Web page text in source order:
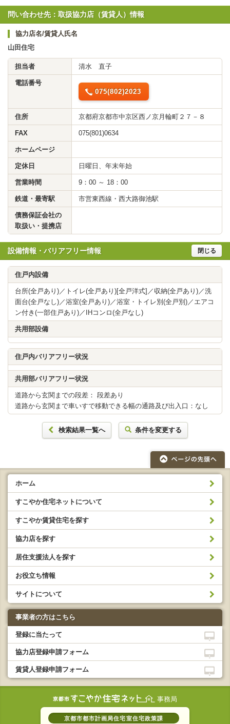
問い合わせ先：取扱協力店（賃貸人）情報
協力店名/賃貸人氏名
山田住宅
担当者 清水 直子
電話番号
075(802)2023
住所 京都府京都市中京区西ノ京月輪町２７－８
FAX 075(801)0634
ホームページ
定休日 日曜日、年末年始
営業時間 9：00 ～ 18：00
鉄道・最寄駅 市営東西線・西大路御池駅
債務保証会社の
取扱い・提携店
設備情報・バリアフリー情報 閉じる
住戸内設備
台所(全戸あり)／トイレ(全戸あり)[全戸洋式]／収納(全戸あり)／洗
面台(全戸なし)／浴室(全戸あり)／浴室・トイレ別(全戸別)／エアコ
ン付き(一部住戸あり)／IHコンロ(全戸なし)
共用部設備
住戸内バリアフリー状況
共用部バリアフリー状況
道路から玄関までの段差： 段差あり
道路から玄関まで車いすで移動できる幅の通路及び出入口：なし
検索結果一覧へ 条件を変更する
ホーム
すこやか住宅ネットについて
すこやか賃貸住宅を探す
協力店を探す
居住支援法人を探す
お役立ち情報
サイトについて
事業者の方はこちら
登録に当たって
協力店登録申請フォーム
賃貸人登録申請フォーム
事務局
京都市都市計画局住宅室住宅政策課